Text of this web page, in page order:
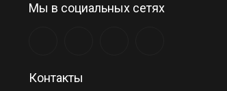
Мы в социальных сетях
Контакты